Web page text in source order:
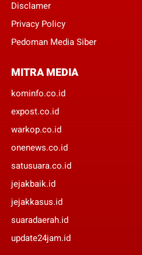
Disclamer
Privacy Policy
Pedoman Media Siber
MITRA MEDIA
kominfo.co.id
expost.co.id
warkop.co.id
onenews.co.id
satusuara.co.id
jejakbaik.id
jejakkasus.id
suaradaerah.id
update24jam.id